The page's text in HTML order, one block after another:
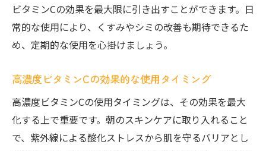
ビタミンCの効果を最大限に引き出すことができます。日
常的な使用により、くすみやシミの改善も期待できるた
め、定期的な使用を心掛けましょう。
高濃度ビタミンCの効果的な使用タイミング
高濃度ビタミンCの使用タイミングは、その効果を最大
化する上で重要です。朝のスキンケアに取り入れること
で、紫外線による酸化ストレスから肌を守るバリアとし